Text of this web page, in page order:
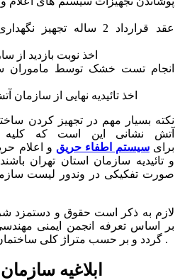
عقد قرارداد 2 ساله
اخذ نوبت بازدید
انجام تست خشک توسط ماموران
اخذ تائیدیه نهایی از سازمان
نکته بسیار مهم در تجهیز کردن
آتش نشانی این است که کلیه
برایسیستم اطفاء حریق و اعلام
و تائیدیه سازمان استان تهران
صورت تفکیکی در وندور لیست
لازم به ذکر است حقوق و دستمزد
بر اساس تعرفه انجمن ایمنی
گردد و بر حسب متراژ کلی ساختمان محاسبه و پرداخت می شود .
ابلاغیه